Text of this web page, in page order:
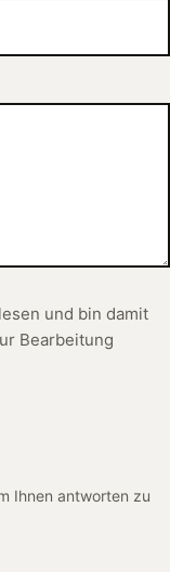
und bin damit
Bearbeitung
Ihnen antworten zu